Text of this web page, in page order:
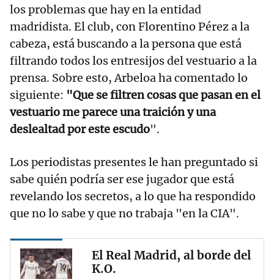
los problemas que hay en la entidad
madridista. El club, con Florentino Pérez a la
cabeza, está buscando a la persona que está
filtrando todos los entresijos del vestuario a la
prensa. Sobre esto, Arbeloa ha comentado lo
siguiente: "Que se filtren cosas que pasan en el
vestuario me parece una traición y una
deslealtad por este escudo".
Los periodistas presentes le han preguntado si
sabe quién podría ser ese jugador que está
revelando los secretos, a lo que ha respondido
que no lo sabe y que no trabaja "en la CIA".
El Real Madrid, al borde del
K.O.